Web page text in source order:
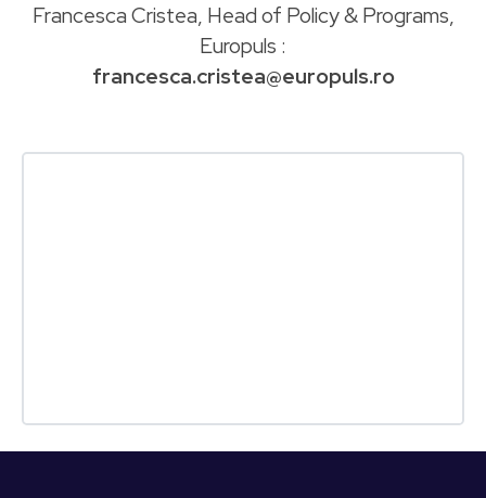
Francesca Cristea, Head of Policy & Programs,
Europuls :
francesca.cristea@europuls.ro